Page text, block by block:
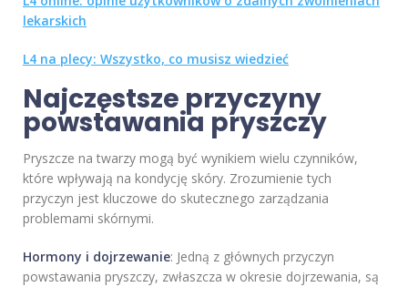
lekarskich
L4 na plecy: Wszystko, co musisz wiedzieć
Najczęstsze przyczyny
powstawania pryszczy
Pryszcze na twarzy mogą być wynikiem wielu czynników,
które wpływają na kondycję skóry. Zrozumienie tych
przyczyn jest kluczowe do skutecznego zarządzania
problemami skórnymi.
Hormony i dojrzewanie: Jedną z głównych przyczyn
powstawania pryszczy, zwłaszcza w okresie dojrzewania, są